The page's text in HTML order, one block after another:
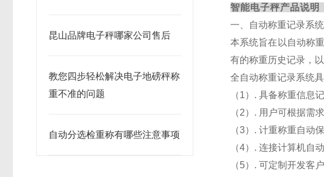
昆山品牌电子秤哪家公司售后
教您四步轻松解决电子地磅秤称
重不准的问题
自动分选检重称有哪些注意事项
智能电子秤产品说明
一、自动称重记录系统
本系统旨在以自动称
有的称重历史记录，
全自动称重记录系统
（1）. 具备称重信息
（2）. 用户可根据需
（3）. 计重称重自动
（4）. 连接计算机自
（5）. 可定制开发客